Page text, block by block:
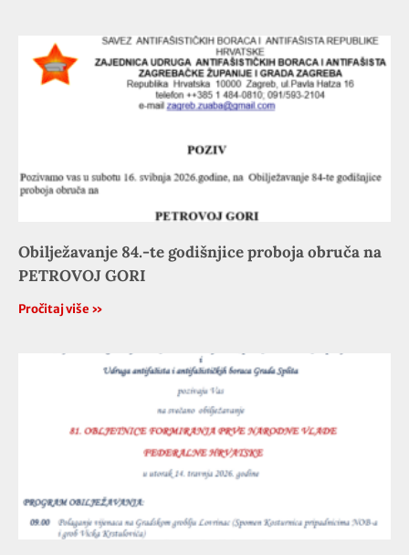
Obilježavanje 84.-te godišnjice proboja obruča na
PETROVOJ GORI
Pročitaj više »